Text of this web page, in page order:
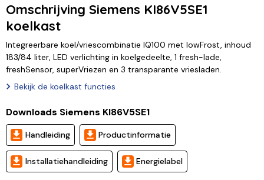
Omschrijving Siemens KI86V5SE1
koelkast
Integreerbare koel/vriescombinatie IQ100 met lowFrost, inhoud
183/84 liter, LED verlichting in koelgedeelte, 1 fresh-lade,
freshSensor, superVriezen en 3 transparante vriesladen.
Bekijk de koelkast functies
Downloads Siemens KI86V5SE1
Handleiding Productinformatie
Installatiehandleiding Energielabel